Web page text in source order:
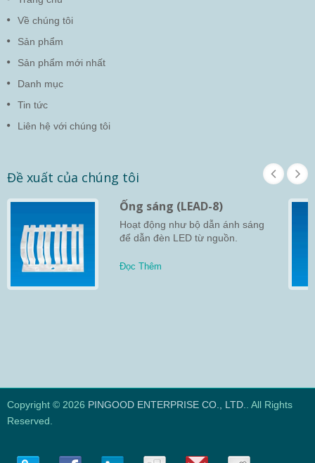
Về chúng tôi
Sản phẩm
Sản phẩm mới nhất
Danh mục
Tin tức
Liên hệ với chúng tôi
Đề xuất của chúng tôi
Ống sáng (LEAD-8)
Hoạt động như bộ dẫn ánh sáng
để dẫn đèn LED từ nguồn.
Đọc Thêm
Copyright © 2026 PINGOOD ENTERPRISE CO., LTD.
. All Rights
Reserved.